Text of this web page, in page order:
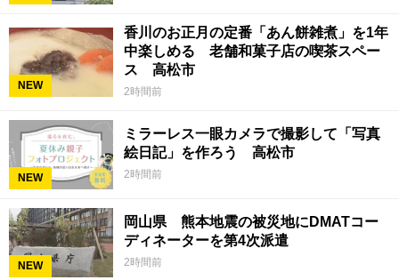
NEW
香川のお正月の定番「あん餅雑煮」を1年
中楽しめる 老舗和菓子店の喫茶スペー
ス 高松市
2時間前
NEW
ミラーレス一眼カメラで撮影して「写真
絵日記」を作ろう 高松市
2時間前
NEW
岡山県 熊本地震の被災地にDMATコー
ディネーターを第4次派遣
2時間前